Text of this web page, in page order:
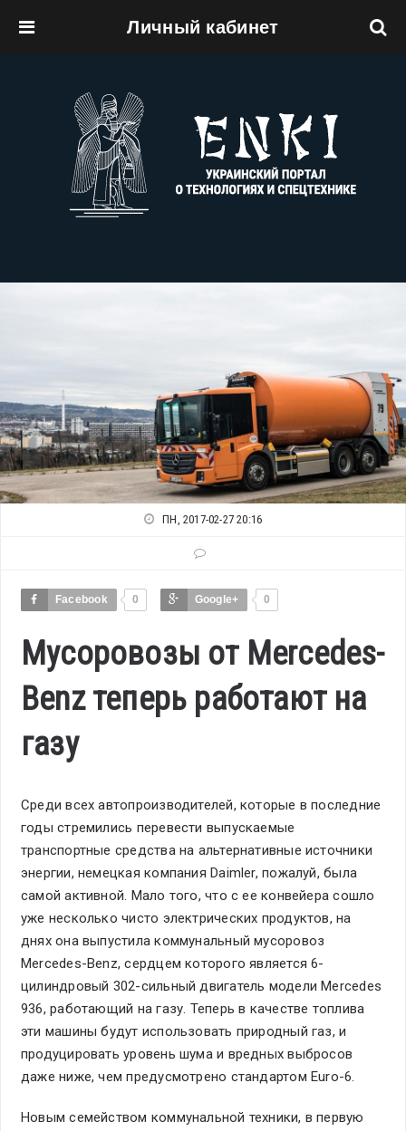
Личный кабинет
ПН, 2017-02-27 20:16
Facebook 0 Google+ 0
Мусоровозы от Mercedes-
Benz теперь работают на
газу
Среди всех автопроизводителей, которые в последние
годы стремились перевести выпускаемые
транспортные средства на альтернативные источники
энергии, немецкая компания Daimler, пожалуй, была
самой активной. Мало того, что с ее конвейера сошло
уже несколько чисто электрических продуктов, на
днях она выпустила коммунальный мусоровоз
Mercedes-Benz, сердцем которого является 6-
цилиндровый 302-сильный двигатель модели Mercedes
936, работающий на газу. Теперь в качестве топлива
эти машины будут использовать природный газ, и
продуцировать уровень шума и вредных выбросов
даже ниже, чем предусмотрено стандартом Euro-6.
Новым семейством коммунальной техники, в первую